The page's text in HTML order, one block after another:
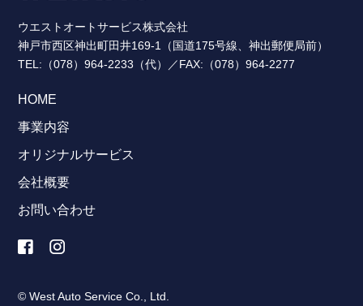
ウエストオートサービス株式会社
神戸市西区神出町田井169-1（国道175号線、神出郵便局前）
TEL:（078）964-2233（代）／FAX:（078）964-2277
HOME
事業内容
オリジナルサービス
会社概要
お問い合わせ
© West Auto Service Co., Ltd.